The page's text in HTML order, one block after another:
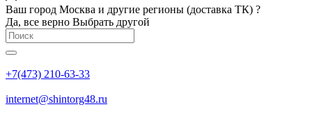
Ваш город Москва и другие регионы (доставка ТК) ?
Да, все верно Выбрать другой
+7(473) 210-63-33
internet@shintorg48.ru